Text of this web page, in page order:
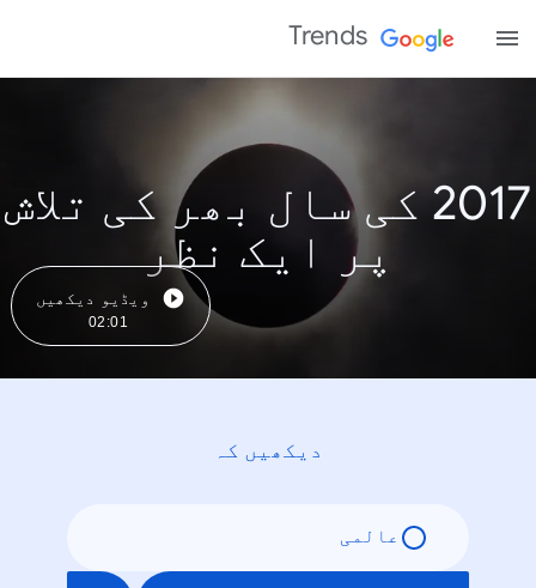
Trends
2017 کی سال بھر کی تلاش
پر ایک نظر
ویڈیو دیکھیں
02:01
دیکھیں کہ
عالمی